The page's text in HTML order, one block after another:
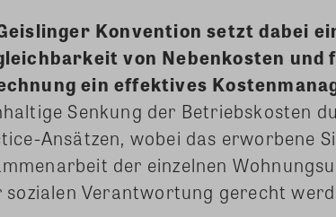
Konvention setzt dabei
von Nebenkosten
ein effektives
Senkung der Betriebskosten
Ansätzen, wobei das erworbene
der einzelnen
sozialen Verantwortung gerecht